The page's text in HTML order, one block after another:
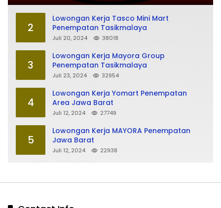
2
Lowongan Kerja Tasco Mini Mart
Penempatan Tasikmalaya
Juli 20, 2024 38018
3
Lowongan Kerja Mayora Group
Penempatan Tasikmalaya
Juli 23, 2024 32954
4
Lowongan Kerja Yomart Penempatan
Area Jawa Barat
Juli 12, 2024 27749
5
Lowongan Kerja MAYORA Penempatan
Jawa Barat
Juli 12, 2024 22938